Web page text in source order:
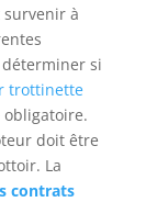
survenir à
si
trottinette
doit être
La
contrats